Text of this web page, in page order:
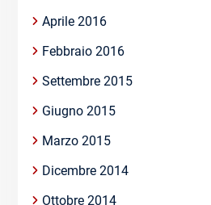
Aprile 2016
Febbraio 2016
Settembre 2015
Giugno 2015
Marzo 2015
Dicembre 2014
Ottobre 2014